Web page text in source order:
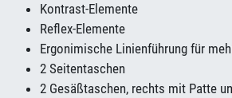
Kontrast-Elemente
Reflex-Elemente
Ergonimische Linienführung für
2 Seitentaschen
2 Gesäßtaschen, rechts mit Patte